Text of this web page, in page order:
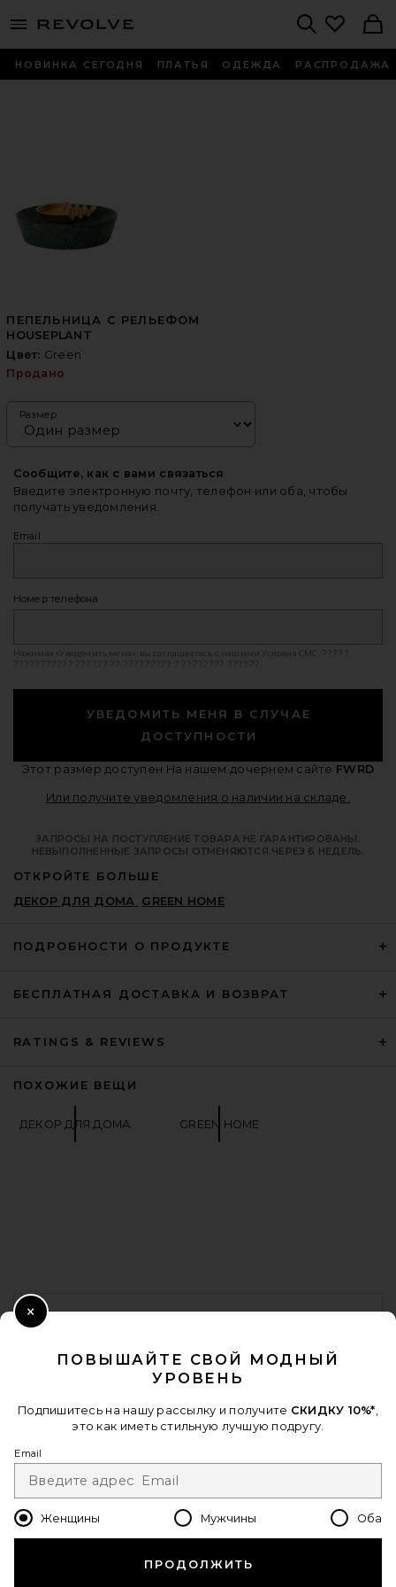
menu - shows more content
НОВИНКА СЕГОДНЯ ПЛАТЬЯ ОДЕЖДА РАСПРОДАЖА
ПЕПЕЛЬНИЦА С РЕЛЬЕФОМ
HOUSEPLANT
Цвет: Green
Продано
Размер
Сообщите, как с вами связаться
Введите электронную почту, телефон или оба, чтобы
получать уведомления.
Email
Номер телефона
Нажимая «Уведомить меня», вы соглашаетесь с нашими Условия СМС
УВЕДОМИТЬ МЕНЯ В СЛУЧАЕ
ДОСТУПНОСТИ
Этот размер доступен На нашем дочернем сайте FWRD
Или получите уведомления о наличии на складе.
ЗАПРОСЫ НА ПОСТУПЛЕНИЕ ТОВАРА НЕ ГАРАНТИРОВАНЫ.
НЕВЫПОЛНЕННЫЕ ЗАПРОСЫ ОТМЕНЯЮТСЯ ЧЕРЕЗ 6 НЕДЕЛЬ.
ОТКРОЙТЕ БОЛЬШЕ
ДЕКОР ДЛЯ ДОМА GREEN HOME
ПОДРОБНОСТИ О ПРОДУКТЕ
БЕСПЛАТНАЯ ДОСТАВКА И ВОЗВРАТ
RATINGS & REVIEWS
ПОХОЖИЕ ВЕЩИ
ДЕКОР ДЛЯ ДОМА GREEN HOME
FOOTER
ПОЛУЧИТЕ СКИДКУ 10%
СВОЙ EMAIL. ОТПИСАТЬСЯ МОЖНО В ЛЮБОЙ МОМЕНТ.
ПОЛИТИКА КОНФИДЕНЦИАЛЬНОСТИ
Change Country Regions
ru USD
ПОВЫШАЙТЕ СВОЙ МОДНЫЙ
УРОВЕНЬ
Подпишитесь на нашу рассылку и получите СКИДКУ 10%*
это как иметь стильную лучшую подругу.
Email
Женщины Мужчины Оба
ПРОДОЛЖИТЬ
Close Modal